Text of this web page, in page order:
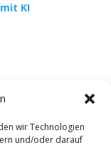
wir Technologien
und/oder darauf
KI